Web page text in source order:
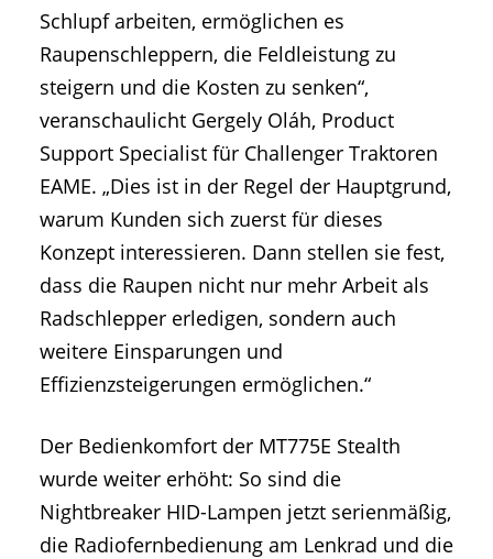
Schlupf arbeiten, ermöglichen es
Raupenschleppern, die Feldleistung zu
steigern und die Kosten zu senken“,
veranschaulicht Gergely Oláh, Product
Support Specialist für Challenger Traktoren
EAME. „Dies ist in der Regel der Hauptgrund,
warum Kunden sich zuerst für dieses
Konzept interessieren. Dann stellen sie fest,
dass die Raupen nicht nur mehr Arbeit als
Radschlepper erledigen, sondern auch
weitere Einsparungen und
Effizienzsteigerungen ermöglichen.“
Der Bedienkomfort der MT775E Stealth
wurde weiter erhöht: So sind die
Nightbreaker HID-Lampen jetzt serienmäßig,
die Radiofernbedienung am Lenkrad und die